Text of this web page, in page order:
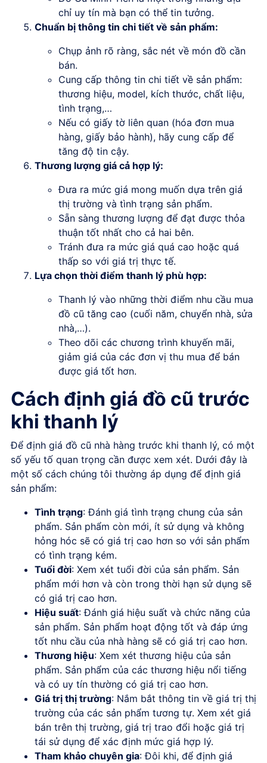
chỉ uy tín mà bạn có thể tin tưởng.
Chuẩn bị thông tin chi tiết về sản phẩm:
Chụp ảnh rõ ràng, sắc nét về món đồ cần
bán.
Cung cấp thông tin chi tiết về sản phẩm:
thương hiệu, model, kích thước, chất liệu,
tình trạng,…
Nếu có giấy tờ liên quan (hóa đơn mua
hàng, giấy bảo hành), hãy cung cấp để
tăng độ tin cậy.
Thương lượng giá cả hợp lý:
Đưa ra mức giá mong muốn dựa trên giá
thị trường và tình trạng sản phẩm.
Sẵn sàng thương lượng để đạt được thỏa
thuận tốt nhất cho cả hai bên.
Tránh đưa ra mức giá quá cao hoặc quá
thấp so với giá trị thực tế.
Lựa chọn thời điểm thanh lý phù hợp:
Thanh lý vào những thời điểm nhu cầu mua
đồ cũ tăng cao (cuối năm, chuyển nhà, sửa
nhà,…).
Theo dõi các chương trình khuyến mãi,
giảm giá của các đơn vị thu mua để bán
được giá tốt hơn.
Cách định giá đồ cũ trước
khi thanh lý
Để định giá đồ cũ nhà hàng trước khi thanh lý, có một
số yếu tố quan trọng cần được xem xét. Dưới đây là
một số cách chúng tôi thường áp dụng để định giá
sản phẩm:
Tình trạng: Đánh giá tình trạng chung của sản
phẩm. Sản phẩm còn mới, ít sử dụng và không
hỏng hóc sẽ có giá trị cao hơn so với sản phẩm
có tình trạng kém.
Tuổi đời: Xem xét tuổi đời của sản phẩm. Sản
phẩm mới hơn và còn trong thời hạn sử dụng sẽ
có giá trị cao hơn.
Hiệu suất: Đánh giá hiệu suất và chức năng của
sản phẩm. Sản phẩm hoạt động tốt và đáp ứng
tốt nhu cầu của nhà hàng sẽ có giá trị cao hơn.
Thương hiệu: Xem xét thương hiệu của sản
phẩm. Sản phẩm của các thương hiệu nổi tiếng
và có uy tín thường có giá trị cao hơn.
Giá trị thị trường: Nắm bắt thông tin về giá trị thị
trường của các sản phẩm tương tự. Xem xét giá
bán trên thị trường, giá trị trao đổi hoặc giá trị
tái sử dụng để xác định mức giá hợp lý.
Tham khảo chuyên gia: Đôi khi, để định giá